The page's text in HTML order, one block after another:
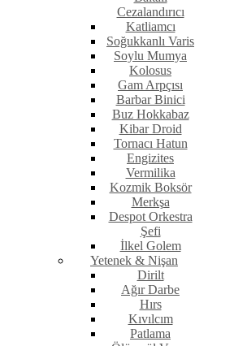
Cezalandırıcı
Katliamcı
Soğukkanlı Varis
Soylu Mumya
Kolosus
Gam Arpçısı
Barbar Binici
Buz Hokkabaz
Kibar Droid
Tornacı Hatun
Engizites
Vermilika
Kozmik Boksör
Merkşa
Despot Orkestra
Şefi
İlkel Golem
Yetenek & Nişan
Dirilt
Ağır Darbe
Hırs
Kıvılcım
Patlama